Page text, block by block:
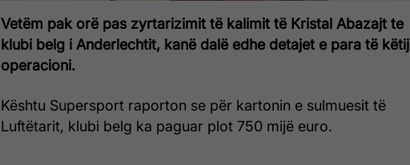
Vetëm pak orë pas zyrtarizimit të kalimit të Kristal Abazajt te
klubi belg i Anderlechtit, kanë dalë edhe detajet e para të këtij
operacioni.
Kështu Supersport raporton se për kartonin e sulmuesit të
Luftëtarit, klubi belg ka paguar plot 750 mijë euro.